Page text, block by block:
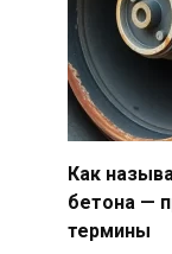
Как
бетона —
термины